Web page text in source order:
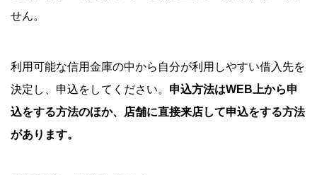
せん。
利用可能な信用金庫の中から自分が利用しやすい借入先を
決定し、申込をしてください。 申込方法はWEB上から申
込をする方法のほか、店舗に直接来店して申込をする方法
があります。